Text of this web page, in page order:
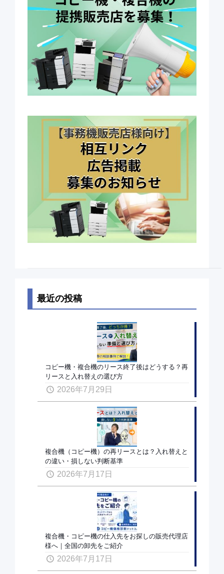
最近の投稿
コピー機・複合機のリース終了後はどうする？再
リースと入れ替えの選び方
2026年7月29日
複合機（コピー機）の再リースとは？入れ替えと
の違い・損しない判断基準
2026年7月17日
複合機・コピー機の仕入先をお探しの販売代理店
様へ｜全国の卸先をご紹介
2026年7月17日